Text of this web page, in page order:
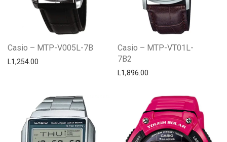
Casio – MTP-V005L-7B
L1,254.00
Casio – MTP-VT01L-
7B2
L1,896.00